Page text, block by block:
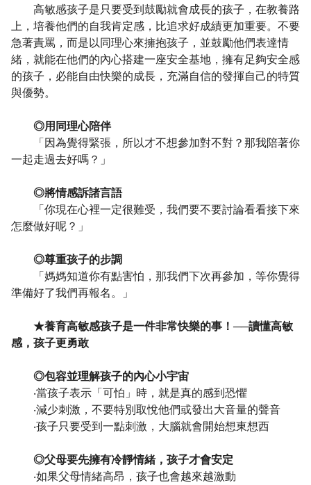
高敏感孩子是只要受到鼓勵就會成長的孩子，在教養路
上，培養他們的自我肯定感，比追求好成績更加重要。不要
急著責罵，而是以同理心來擁抱孩子，並鼓勵他們表達情
緒，就能在他們的內心搭建一座安全基地，擁有足夠安全感
的孩子，必能自由快樂的成長，充滿自信的發揮自己的特質
與優勢。
◎用同理心陪伴
「因為覺得緊張，所以才不想參加對不對？那我陪著你
一起走過去好嗎？」
◎將情感訴諸言語
「你現在心裡一定很難受，我們要不要討論看看接下來
怎麼做好呢？」
◎尊重孩子的步調
「媽媽知道你有點害怕，那我們下次再參加，等你覺得
準備好了我們再報名。」
★養育高敏感孩子是一件非常快樂的事！──讀懂高敏
感，孩子更勇敢
◎包容並理解孩子的內心小宇宙
‧當孩子表示「可怕」時，就是真的感到恐懼
‧減少刺激，不要特別取悅他們或發出大音量的聲音
‧孩子只要受到一點刺激，大腦就會開始想東想西
◎父母要先擁有冷靜情緒，孩子才會安定
‧如果父母情緒高昂，孩子也會越來越激動